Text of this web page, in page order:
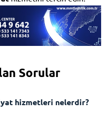
Sorular
hizmetleri nelerdir?